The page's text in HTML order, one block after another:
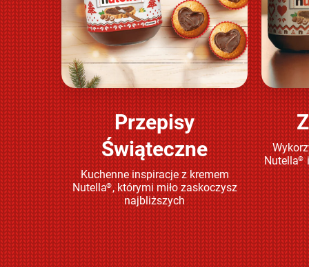
Sprawdź
Przepisy
Świąteczne
Kuchenne inspiracje z kremem
Nutella®, którymi miło zaskoczysz
najbliższych
Nutella®i